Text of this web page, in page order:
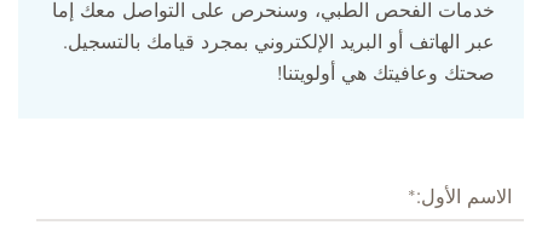
خدمات الفحص الطبي، وسنحرص على التواصل معك إما
عبر الهاتف أو البريد الإلكتروني بمجرد قيامك بالتسجيل.
صحتك وعافيتك هي أولويتنا!